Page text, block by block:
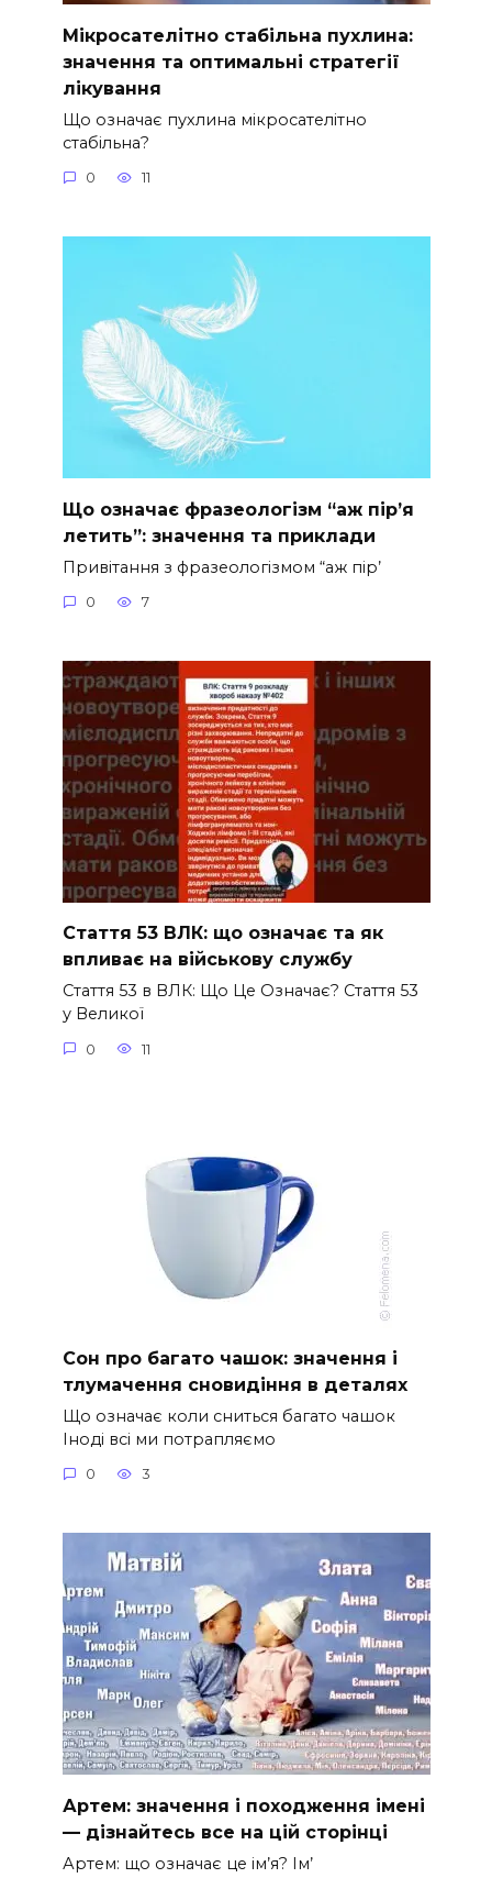
Мікросателітно стабільна пухлина:
значення та оптимальні стратегії
лікування
Що означає пухлина мікросателітно
стабільна?
0 11
Що означає фразеологізм “аж пір’я
летить”: значення та приклади
Привітання з фразеологізмом “аж пір’
0 7
Стаття 53 ВЛК: що означає та як
впливає на військову службу
Стаття 53 в ВЛК: Що Це Означає? Стаття 53
у Великої
0 11
Сон про багато чашок: значення і
тлумачення сновидіння в деталях
Що означає коли сниться багато чашок
Іноді всі ми потрапляємо
0 3
Артем: значення і походження імені
— дізнайтесь все на цій сторінці
Артем: що означає це ім’я? Ім’